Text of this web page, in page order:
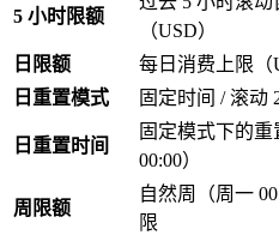
5 小时限额
（USD）
日限额 每日消费上限（
日重置模式
固定时间 / 滚动
日重置时间
固定模式下的
00:00）
周限额
自然周（周一
限